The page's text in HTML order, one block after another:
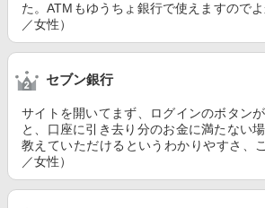
た。ATMもゆうちょ銀行で使えますので
／女性）
セブン銀行
サイトを開いてまず、ログインのボタン
と、口座に引き去り分のお金に満たない
教えていただけるというわかりやすさ、
／女性）